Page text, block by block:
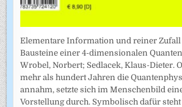
Elementare Information und reiner Zufall
Bausteine einer 4-dimensionalen
Wrobel, Norbert; Sedlacek, Klaus-Dieter.
mehr als hundert Jahren die
annahm, setzte sich im Menschenbild
Vorstellung durch. Symbolisch dafür steht